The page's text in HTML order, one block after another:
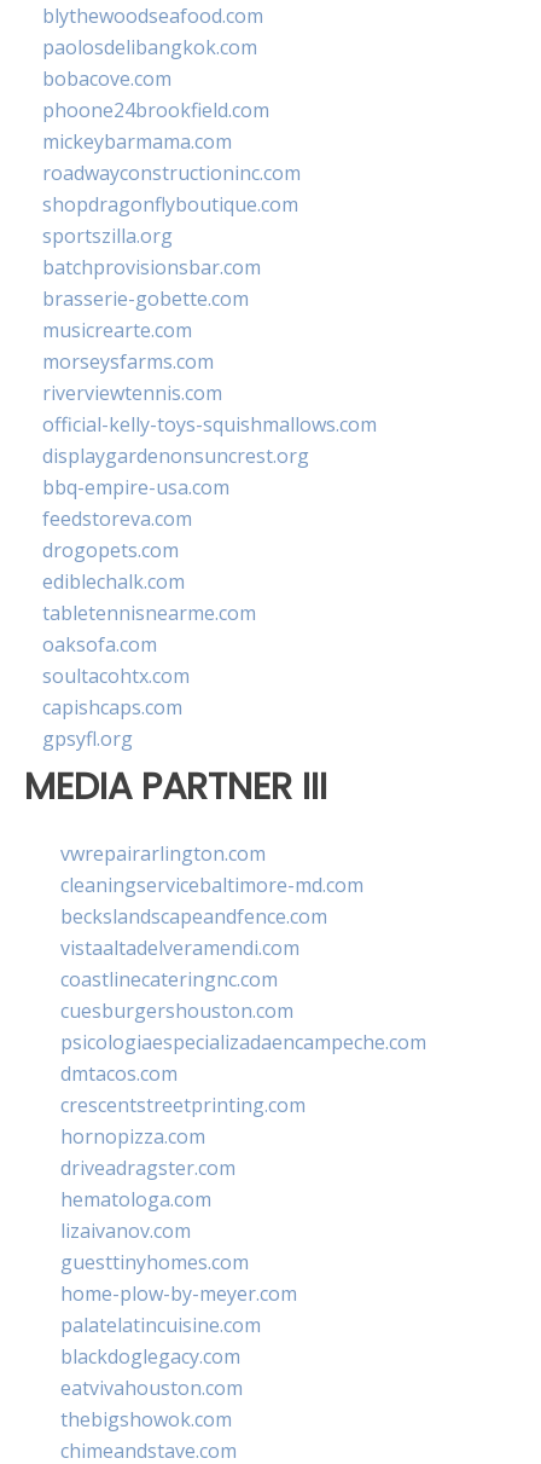
blythewoodseafood.com
paolosdelibangkok.com
bobacove.com
phoone24brookfield.com
mickeybarmama.com
roadwayconstructioninc.com
shopdragonflyboutique.com
sportszilla.org
batchprovisionsbar.com
brasserie-gobette.com
musicrearte.com
morseysfarms.com
riverviewtennis.com
official-kelly-toys-squishmallows.com
displaygardenonsuncrest.org
bbq-empire-usa.com
feedstoreva.com
drogopets.com
ediblechalk.com
tabletennisnearme.com
oaksofa.com
soultacohtx.com
capishcaps.com
gpsyfl.org
MEDIA PARTNER III
vwrepairarlington.com
cleaningservicebaltimore-md.com
beckslandscapeandfence.com
vistaaltadelveramendi.com
coastlinecateringnc.com
cuesburgershouston.com
psicologiaespecializadaencampeche.com
dmtacos.com
crescentstreetprinting.com
hornopizza.com
driveadragster.com
hematologa.com
lizaivanov.com
guesttinyhomes.com
home-plow-by-meyer.com
palatelatincuisine.com
blackdoglegacy.com
eatvivahouston.com
thebigshowok.com
chimeandstave.com